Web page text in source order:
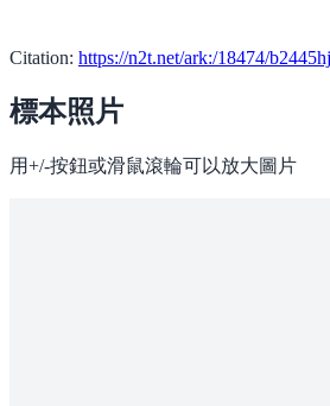
Citation: https://n2t.net/ark:/18474/
標本照片
用+/-按鈕或滑鼠滾輪可以放大圖片